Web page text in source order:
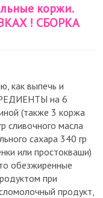
коржи.
! СБОРКА
как выпечь и
на 6
(также 3 коржа
сливочного масла
сахара 340 гр
или простокваши)
обезжиренные
при
продукт,